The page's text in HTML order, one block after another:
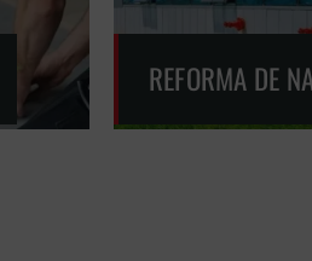
REFORMA DE